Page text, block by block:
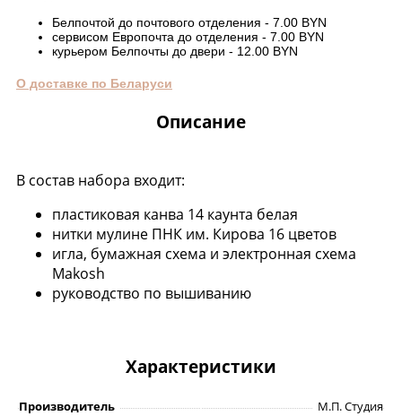
Белпочтой до почтового отделения - 7.00 BYN
сервисом Европочта до отделения - 7.00 BYN
курьером Белпочты до двери - 12.00 BYN
О доставке по Беларуси
Описание
В состав набора входит:
пластиковая канва 14 каунта белая
нитки мулине ПНК им. Кирова 16 цветов
игла, бумажная схема и электронная схема
Makosh
руководство по вышиванию
Характеристики
Производитель М.П. Студия